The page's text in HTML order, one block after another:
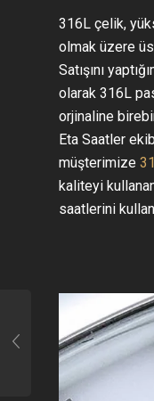
316L çelik,
olmak üzere
Satışını
olarak 316L
orjinaline
Eta Saatler
müşterimize
kaliteyi
saatlerini